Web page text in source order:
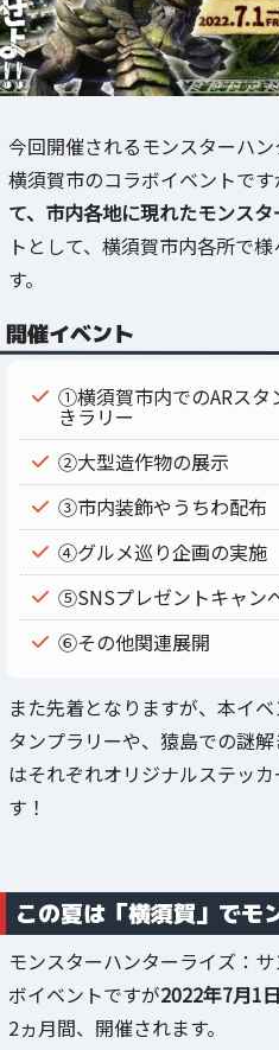
今回開催されるモンスターハ
横須賀市のコラボイベントで
て、市内各地に現れたモンスタ
トとして、横須賀市内各所で
す。
開催イベント
①横須賀市内でのARスタ
きラリー
②大型造作物の展示
③市内装飾やうちわ配布
④グルメ巡り企画の実施
⑤SNSプレゼントキャン
⑥その他関連展開
また先着となりますが、本イ
タンプラリーや、猿島での謎
はそれぞれオリジナルステッ
す！
この夏は「横須賀」でモ
モンスターハンターライズ：
ボイベントですが2022年7月1
2ヵ月間、開催されます。